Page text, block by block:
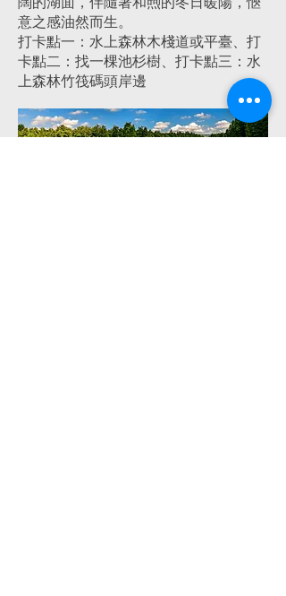
意之感油然而生。
打卡點一：水上森林木棧道或平臺、打
卡點二：找一棵池杉樹、打卡點三：水
上森林竹筏碼頭岸邊